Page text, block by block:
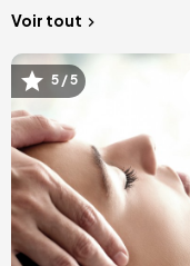
Voir tout
Image
5 / 5